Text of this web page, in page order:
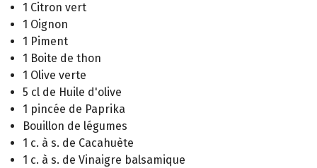
1 Citron vert
1 Oignon
1 Piment
1 Boite de thon
1 Olive verte
5 cl de Huile d'olive
1 pincée de Paprika
Bouillon de légumes
1 c. à s. de Cacahuète
1 c. à s. de Vinaigre balsamique